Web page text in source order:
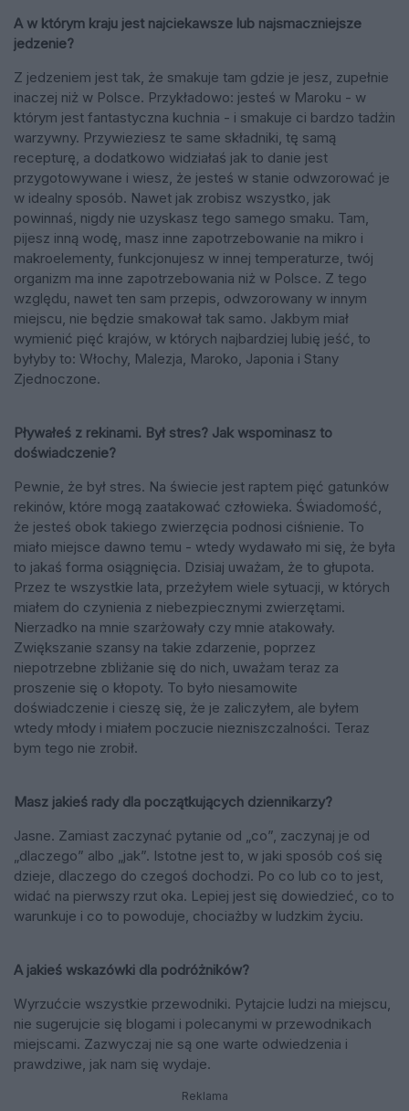
A w którym kraju jest najciekawsze lub najsmaczniejsze
jedzenie?
Z jedzeniem jest tak, że smakuje tam gdzie je jesz, zupełnie
inaczej niż w Polsce. Przykładowo: jesteś w Maroku - w
którym jest fantastyczna kuchnia - i smakuje ci bardzo tadżin
warzywny. Przywieziesz te same składniki, tę samą
recepturę, a dodatkowo widziałaś jak to danie jest
przygotowywane i wiesz, że jesteś w stanie odwzorować je
w idealny sposób. Nawet jak zrobisz wszystko, jak
powinnaś, nigdy nie uzyskasz tego samego smaku. Tam,
pijesz inną wodę, masz inne zapotrzebowanie na mikro i
makroelementy, funkcjonujesz w innej temperaturze, twój
organizm ma inne zapotrzebowania niż w Polsce. Z tego
względu, nawet ten sam przepis, odwzorowany w innym
miejscu, nie będzie smakował tak samo. Jakbym miał
wymienić pięć krajów, w których najbardziej lubię jeść, to
byłyby to: Włochy, Malezja, Maroko, Japonia i Stany
Zjednoczone.
Pływałeś z rekinami. Był stres? Jak wspominasz to
doświadczenie?
Pewnie, że był stres. Na świecie jest raptem pięć gatunków
rekinów, które mogą zaatakować człowieka. Świadomość,
że jesteś obok takiego zwierzęcia podnosi ciśnienie. To
miało miejsce dawno temu - wtedy wydawało mi się, że była
to jakaś forma osiągnięcia. Dzisiaj uważam, że to głupota.
Przez te wszystkie lata, przeżyłem wiele sytuacji, w których
miałem do czynienia z niebezpiecznymi zwierzętami.
Nierzadko na mnie szarżowały czy mnie atakowały.
Zwiększanie szansy na takie zdarzenie, poprzez
niepotrzebne zbliżanie się do nich, uważam teraz za
proszenie się o kłopoty. To było niesamowite
doświadczenie i cieszę się, że je zaliczyłem, ale byłem
wtedy młody i miałem poczucie niezniszczalności. Teraz
bym tego nie zrobił.
Masz jakieś rady dla początkujących dziennikarzy?
Jasne. Zamiast zaczynać pytanie od „co”, zaczynaj je od
„dlaczego” albo „jak”. Istotne jest to, w jaki sposób coś się
dzieje, dlaczego do czegoś dochodzi. Po co lub co to jest,
widać na pierwszy rzut oka. Lepiej jest się dowiedzieć, co to
warunkuje i co to powoduje, chociażby w ludzkim życiu.
A jakieś wskazówki dla podróżników?
Wyrzućcie wszystkie przewodniki. Pytajcie ludzi na miejscu,
nie sugerujcie się blogami i polecanymi w przewodnikach
miejscami. Zazwyczaj nie są one warte odwiedzenia i
prawdziwe, jak nam się wydaje.
Reklama